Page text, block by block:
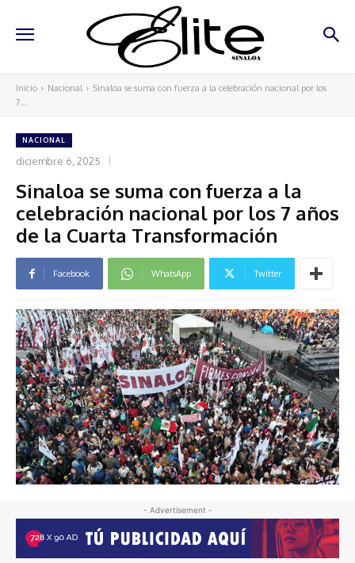
Inicio Nacional
Sinaloa se suma con fuerza a la celebración nacional por los
7...
NACIONAL
diciembre 6, 2025
Sinaloa se suma con fuerza a la
celebración nacional por los 7 años
de la Cuarta Transformación
Facebook WhatsApp Twitter
- Advertisement -